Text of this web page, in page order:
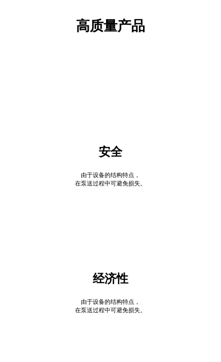
高质量产品
安全
由于设备的结构特点，
在泵送过程中可避免损失。
经济性
由于设备的结构特点，
在泵送过程中可避免损失。